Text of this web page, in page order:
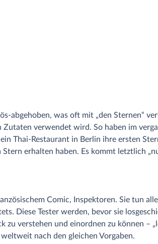
abgehoben, was oft mit „den Sternen“
verwendet wird. So haben im
Thai-Restaurant in Berlin ihre ersten
erhalten haben. Es kommt letztlich
Comic, Inspektoren. Sie tun
Diese Tester werden, bevor sie
zu verstehen und einordnen zu können –
nach den gleichen Vorgaben.